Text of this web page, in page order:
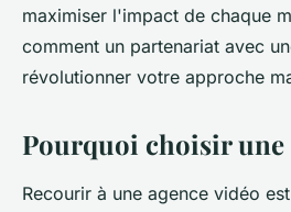
maximiser l'impact de chaque
comment un partenariat avec
révolutionner votre approche
Pourquoi choisir une
Recourir à une agence vidéo